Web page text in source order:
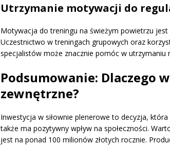
Utrzymanie motywacji do
Motywacja do treningu na świeżym powietrzu
Uczestnictwo w treningach grupowych oraz
specjalistów może znacznie pomóc w utrzymaniu
Podsumowanie: Dlaczego
zewnętrzne?
Inwestycja w siłownie plenerowe to decyzja,
także ma pozytywny wpływ na społeczności.
jest na ponad 100 milionów złotych rocznie.